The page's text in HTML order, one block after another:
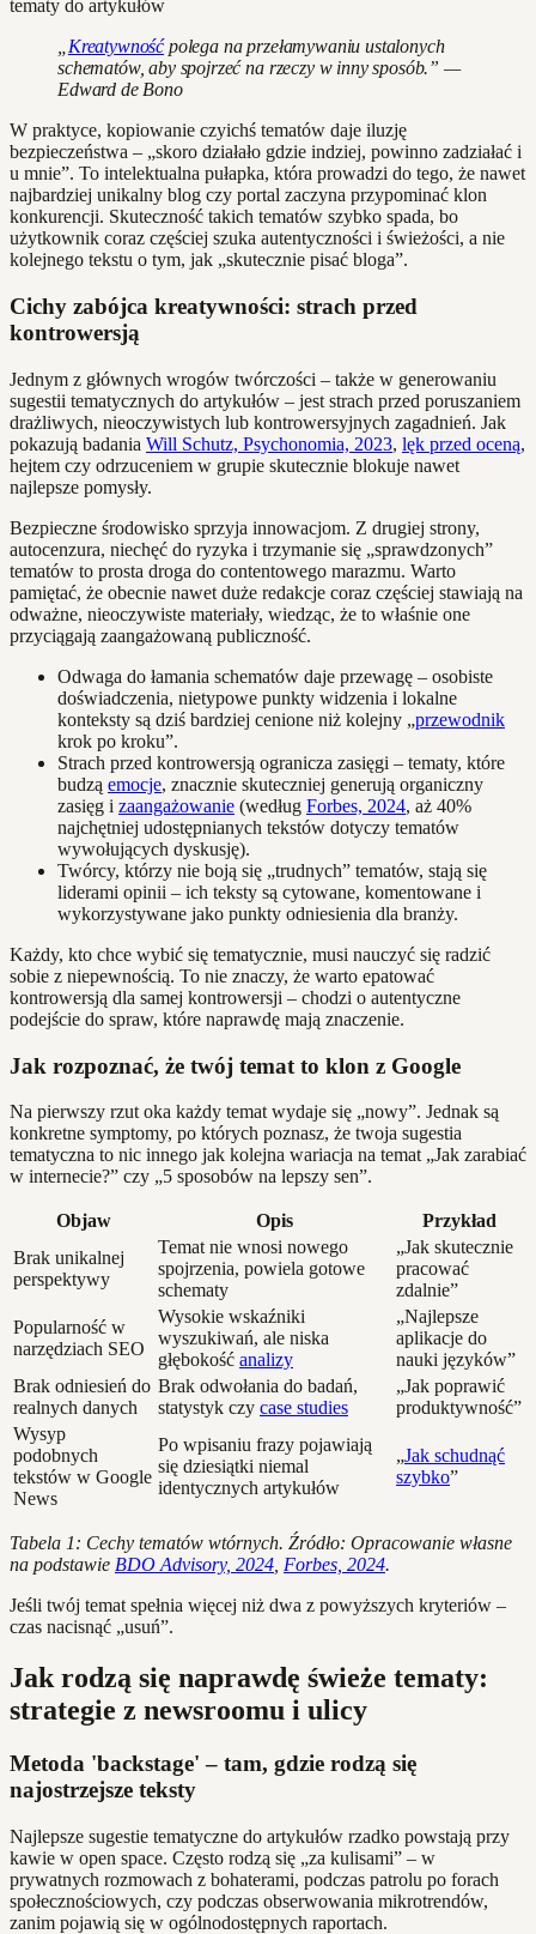
Kreatywnośćpolega na przełamywaniu ustalonych
schematów, aby spojrzeć na rzeczy w inny sposób.” —
Edward de Bono
W praktyce, kopiowanie czyichś tematów daje iluzję
bezpieczeństwa – „skoro działało gdzie indziej, powinno zadziałać i
u mnie”. To intelektualna pułapka, która prowadzi do tego, że nawet
najbardziej unikalny blog czy portal zaczyna przypominać klon
konkurencji. Skuteczność takich tematów szybko spada, bo
użytkownik coraz częściej szuka autentyczności i świeżości, a nie
kolejnego tekstu o tym, jak „skutecznie pisać bloga”.
Cichy zabójca kreatywności: strach przed
kontrowersją
Jednym z głównych wrogów twórczości – także w generowaniu
sugestii tematycznych do artykułów – jest strach przed poruszaniem
drażliwych, nieoczywistych lub kontrowersyjnych zagadnień. Jak
pokazują badania Will Schutz, Psychonomia, 2023, lęk przed oceną,
hejtem czy odrzuceniem w grupie skutecznie blokuje nawet
najlepsze pomysły.
Bezpieczne środowisko sprzyja innowacjom. Z drugiej strony,
autocenzura, niechęć do ryzyka i trzymanie się „sprawdzonych”
tematów to prosta droga do contentowego marazmu. Warto
pamiętać, że obecnie nawet duże redakcje coraz częściej stawiają na
odważne, nieoczywiste materiały, wiedząc, że to właśnie one
przyciągają zaangażowaną publiczność.
Odwaga do łamania schematów daje przewagę – osobiste
doświadczenia, nietypowe punkty widzenia i lokalne
konteksty są dziś bardziej cenione niż kolejny „przewodnik
krok po kroku”.
Strach przed kontrowersją ogranicza zasięgi – tematy, które
budzą emocje, znacznie skuteczniej generują organiczny
zasięg i zaangażowanie (według Forbes, 2024, aż 40%
najchętniej udostępnianych tekstów dotyczy tematów
wywołujących dyskusję).
Twórcy, którzy nie boją się „trudnych” tematów, stają się
liderami opinii – ich teksty są cytowane, komentowane i
wykorzystywane jako punkty odniesienia dla branży.
Każdy, kto chce wybić się tematycznie, musi nauczyć się radzić
sobie z niepewnością. To nie znaczy, że warto epatować
kontrowersją dla samej kontrowersji – chodzi o autentyczne
podejście do spraw, które naprawdę mają znaczenie.
Jak rozpoznać, że twój temat to klon z Google
Na pierwszy rzut oka każdy temat wydaje się „nowy”. Jednak są
konkretne symptomy, po których poznasz, że twoja sugestia
tematyczna to nic innego jak kolejna wariacja na temat „Jak zarabiać
w internecie?” czy „5 sposobów na lepszy sen”.
Objaw Opis
Przykład
Brak unikalnej
perspektywy
Temat nie wnosi nowego
spojrzenia, powiela gotowe
schematy
„Jak skutecznie
pracować
zdalnie”
Popularność w
narzędziach SEO
Wysokie wskaźniki
wyszukiwań, ale niska
głębokość analizy
„Najlepsze
aplikacje do
nauki języków”
Brak odniesień do
realnych danych
Brak odwołania do badań,
statystyk czy case studies
„Jak poprawić
produktywność”
Wysyp
podobnych
tekstów w Google
News
Po wpisaniu frazy pojawiają
się dziesiątki niemal
identycznych artykułów
„Jak schudnąć
szybko”
Tabela 1: Cechy tematów wtórnych. Źródło: Opracowanie własne
na podstawie BDO Advisory, 2024 Forbes, 2024.
Jeśli twój temat spełnia więcej niż dwa z powyższych kryteriów –
czas nacisnąć „usuń”.
Jak rodzą się naprawdę świeże tematy:
strategie z newsroomu i ulicy
Metoda 'backstage' – tam, gdzie rodzą się
najostrzejsze teksty
Najlepsze sugestie tematyczne do artykułów rzadko powstają przy
kawie w open space. Często rodzą się „za kulisami” – w
prywatnych rozmowach z bohaterami, podczas patrolu po forach
społecznościowych, czy podczas obserwowania mikrotrendów,
zanim pojawią się w ogólnodostępnych raportach.